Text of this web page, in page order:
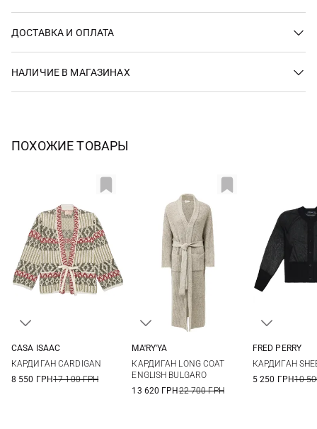
ДОСТАВКА И ОПЛАТА
НАЛИЧИЕ В МАГАЗИНАХ
ПОХОЖИЕ ТОВАРЫ
CASA ISAAC
КАРДИГАН CARDIGAN
8 550 ГРН17 100 ГРН
MA'RY'YA
КАРДИГАН LONG COAT
ENGLISH BULGARO
13 620 ГРН22 700 ГРН
FRED PERRY
КАРДИГАН
5 250 ГРН10